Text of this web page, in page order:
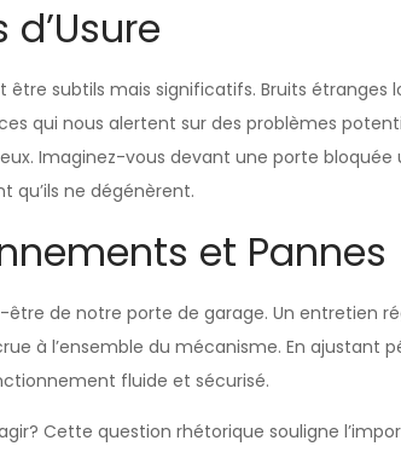
être subtils mais significatifs. Bruits
qui nous alertent sur des problèmes
Imaginez-vous devant une porte bloquée
qu’ils ne dégénèrent.
et Pannes
de notre porte de garage. Un entretien
à l’ensemble du mécanisme. En ajustant
fluide et sécurisé.
Cette question rhétorique souligne